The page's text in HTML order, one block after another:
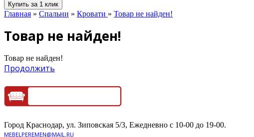
Купить за 1 клик
Главная » Спальни » Кровати » Товар не найден!
Товар не найден!
Товар не найден!
Продолжить
Город Краснодар, ул. Зиповская 5/3, Ежедневно с 10-00 до 19-00.
MEBELPEREMEN@MAIL.RU